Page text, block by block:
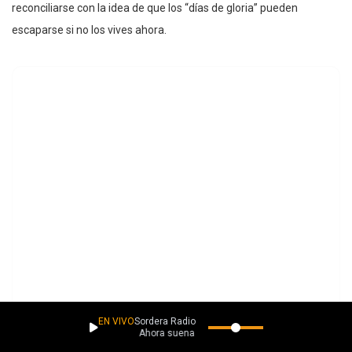
reconciliarse con la idea de que los “días de gloria” pueden
escaparse si no los vives ahora.
EN VIVOSordera Radio
Ahora suena